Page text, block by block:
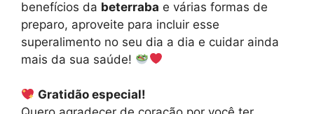
benefícios da beterraba e várias formas de
preparo, aproveite para incluir esse
superalimento no seu dia a dia e cuidar ainda
mais da sua saúde!
Gratidão especial!